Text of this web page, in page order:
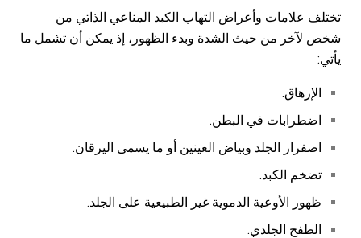
تختلف علامات وأعراض التهاب الكبد المناعي الذاتي من
شخص لآخر من حيث الشدة وبدء الظهور، إذ يمكن أن تشمل ما
يأتي:
الإرهاق.
اضطرابات في البطن.
اصفرار الجلد وبياض العينين أو ما يسمى اليرقان.
تضخم الكبد.
ظهور الأوعية الدموية غير الطبيعية على الجلد.
الطفح الجلدي.